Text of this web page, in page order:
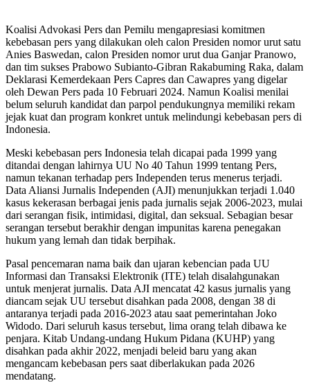
Koalisi Advokasi Pers dan Pemilu mengapresiasi komitmen
kebebasan pers yang dilakukan oleh calon Presiden nomor urut satu
Anies Baswedan, calon Presiden nomor urut dua Ganjar Pranowo,
dan tim sukses Prabowo Subianto-Gibran Rakabuming Raka, dalam
Deklarasi Kemerdekaan Pers Capres dan Cawapres yang digelar
oleh Dewan Pers pada 10 Februari 2024. Namun Koalisi menilai
belum seluruh kandidat dan parpol pendukungnya memiliki rekam
jejak kuat dan program konkret untuk melindungi kebebasan pers di
Indonesia.
Meski kebebasan pers Indonesia telah dicapai pada 1999 yang
ditandai dengan lahirnya UU No 40 Tahun 1999 tentang Pers,
namun tekanan terhadap pers Independen terus menerus terjadi.
Data Aliansi Jurnalis Independen (AJI) menunjukkan terjadi 1.040
kasus kekerasan berbagai jenis pada jurnalis sejak 2006-2023, mulai
dari serangan fisik, intimidasi, digital, dan seksual. Sebagian besar
serangan tersebut berakhir dengan impunitas karena penegakan
hukum yang lemah dan tidak berpihak.
Pasal pencemaran nama baik dan ujaran kebencian pada UU
Informasi dan Transaksi Elektronik (ITE) telah disalahgunakan
untuk menjerat jurnalis. Data AJI mencatat 42 kasus jurnalis yang
diancam sejak UU tersebut disahkan pada 2008, dengan 38 di
antaranya terjadi pada 2016-2023 atau saat pemerintahan Joko
Widodo. Dari seluruh kasus tersebut, lima orang telah dibawa ke
penjara. Kitab Undang-undang Hukum Pidana (KUHP) yang
disahkan pada akhir 2022, menjadi beleid baru yang akan
mengancam kebebasan pers saat diberlakukan pada 2026
mendatang.